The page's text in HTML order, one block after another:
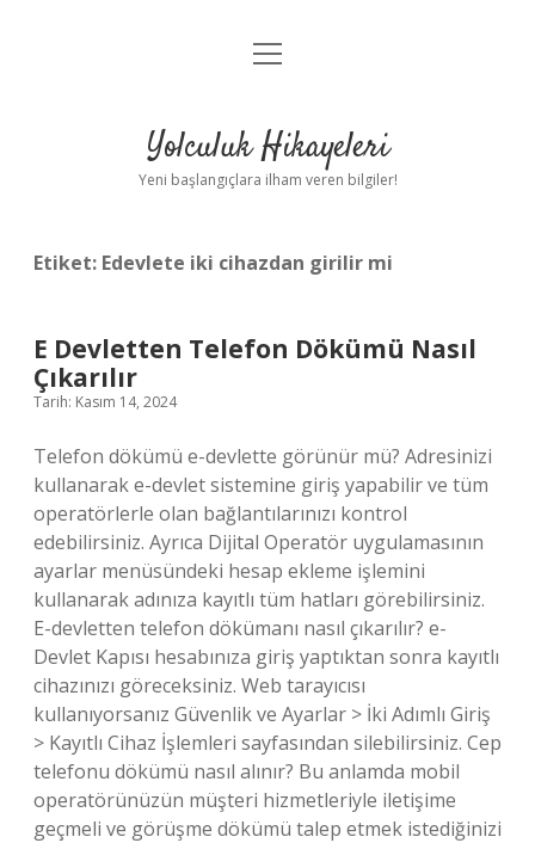
Anasayfa
Yasal Uyarı
menüyü
Yolculuk Hikayeleri
Yeni başlangıçlara ilham veren bilgiler!
Etiket: Edevlete iki cihazdan girilir mi
E Devletten Telefon Dökümü Nasıl
Çıkarılır
Tarih: Kasım 14, 2024
Telefon dökümü e-devlette görünür mü? Adresinizi
kullanarak e-devlet sistemine giriş yapabilir ve tüm
operatörlerle olan bağlantılarınızı kontrol
edebilirsiniz. Ayrıca Dijital Operatör uygulamasının
ayarlar menüsündeki hesap ekleme işlemini
kullanarak adınıza kayıtlı tüm hatları görebilirsiniz.
E-devletten telefon dökümanı nasıl çıkarılır? e-
Devlet Kapısı hesabınıza giriş yaptıktan sonra kayıtlı
cihazınızı göreceksiniz. Web tarayıcısı
kullanıyorsanız Güvenlik ve Ayarlar > İki Adımlı Giriş
> Kayıtlı Cihaz İşlemleri sayfasından silebilirsiniz. Cep
telefonu dökümü nasıl alınır? Bu anlamda mobil
operatörünüzün müşteri hizmetleriyle iletişime
geçmeli ve görüşme dökümü talep etmek istediğinizi